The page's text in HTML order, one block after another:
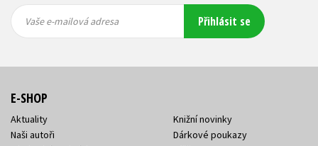
mailová
mailová
Vaše e-mailová adresa Přihlásit se
E-SHOP
Aktuality
Naši autoři
Knižní novinky
Dárkové poukazy